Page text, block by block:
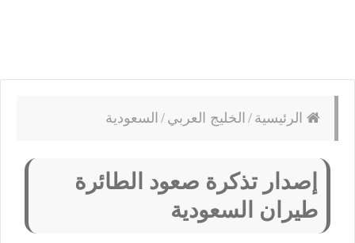
الرئيسية / الخليج العربي / السعودية
إصدار تذكرة صعود الطائرة
طيران السعودية